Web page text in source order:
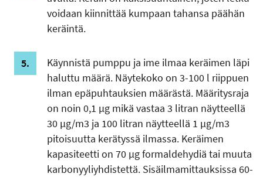
voidaan kiinnittää kumpaan tahansa päähän
keräintä.
Käynnistä pumppu ja ime ilmaa keräimen läpi
haluttu määrä. Näytekoko on 3-100 l riippuen
ilman epäpuhtauksien määrästä. Määritysraja
on noin 0,1 µg mikä vastaa 3 litran näytteellä
30 µg/m3 ja 100 litran näytteellä 1 µg/m3
pitoisuutta kerätyssä ilmassa. Keräimen
kapasiteetti on 70 µg formaldehydiä tai muuta
karbonyyliyhdistettä. Sisäilmamittauksissa 60-